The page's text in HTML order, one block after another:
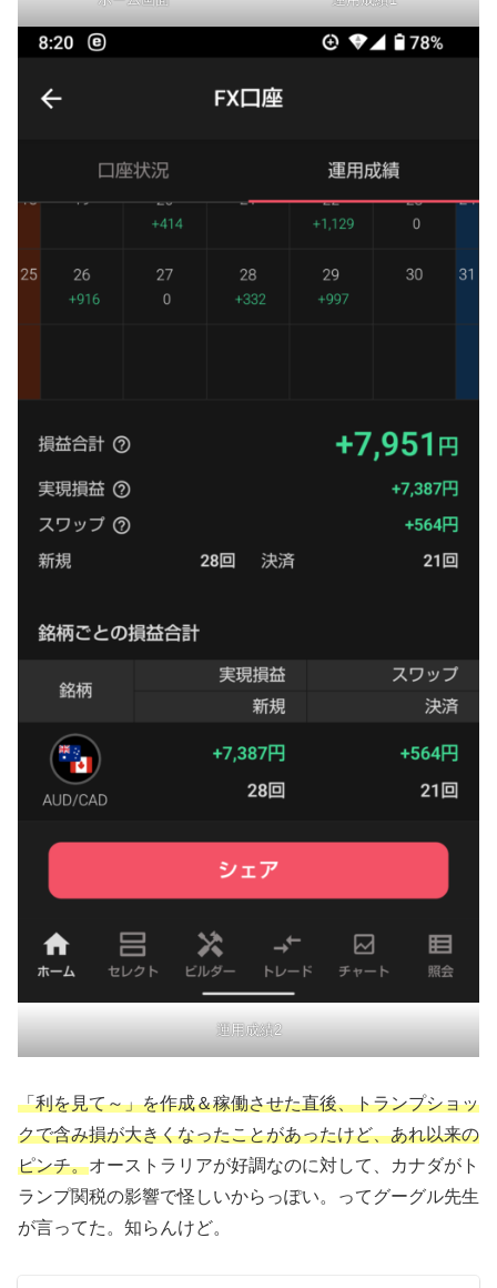
運用成績2
「利を見て～」を作成＆稼働させた直後、トランプショッ
クで含み損が大きくなったことがあったけど、あれ以来の
ピンチ。オーストラリアが好調なのに対して、カナダがト
ランプ関税の影響で怪しいからっぽい。ってグーグル先生
が言ってた。知らんけど。